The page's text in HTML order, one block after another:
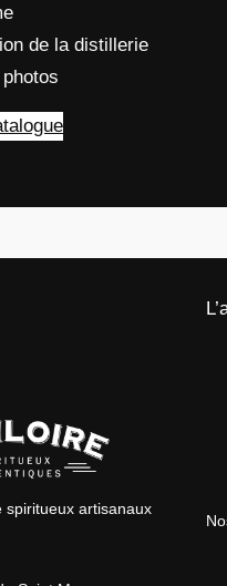
de la distillerie
spiritueux artisanaux